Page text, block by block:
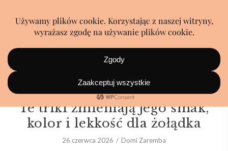
Gotujesz bób w samej wodzie?
Te triki zmieniają jego smak,
kolor i lekkość dla żołądka
26 czerwca 2026 Domi Zaremba